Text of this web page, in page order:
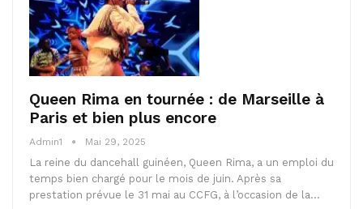
Queen Rima en tournée : de Marseille à
Paris et bien plus encore
Admin1 Mai 29, 2025
La reine du dancehall guinéen, Queen Rima, a un emploi du
temps bien chargé pour le mois de juin. Après sa
prestation prévue le 31 mai au CCFG, à l’occasion de la…